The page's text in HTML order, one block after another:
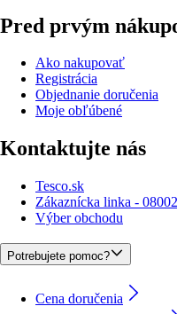
Pred prvým
Ako nakupovať
Registrácia
Objednanie doručenia
Moje obľúbené
Kontaktujte nás
Tesco.sk
Zákaznícka linka -
Výber obchodu
Potrebujete pomoc?
Cena doručenia